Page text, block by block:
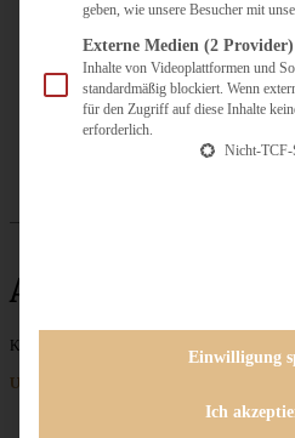
ÜBER MICH
ZUSAMMENARBEIT
Apfelgebäck
Keine Beiträge gefunden
Unternehmen
geben, wie unsere Besucher mit
Externe Medien (2 Provider)
Inhalte von Videoplattformen und
standardmäßig blockiert. Wenn
für den Zugriff auf diese Inhalte
erforderlich.
Nicht-TCF-
Einwilligung
Ich